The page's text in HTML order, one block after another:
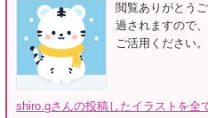
閲覧ありがとう
過されますので
ご活用ください
shiro.gさんの投稿したイラストを全